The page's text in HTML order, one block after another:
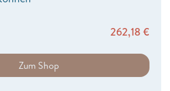
262,18 €
Zum Shop